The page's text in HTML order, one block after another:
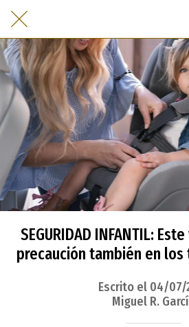
SEGURIDAD INFANTIL:
precaución también en
Escrito el 04/07/
Miguel R.